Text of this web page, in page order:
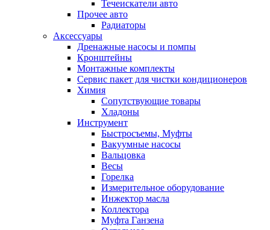
Течеискатели авто
Прочее авто
Радиаторы
Аксессуары
Дренажные насосы и помпы
Кронштейны
Монтажные комплекты
Сервис пакет для чистки кондиционеров
Химия
Сопутствующие товары
Хладоны
Инструмент
Быстросъемы, Муфты
Вакуумные насосы
Вальцовка
Весы
Горелка
Измерительное оборудование
Инжектор масла
Коллектора
Муфта Ганзена